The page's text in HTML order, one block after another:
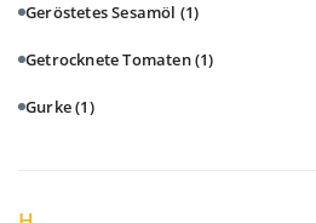
Geröstetes Sesamöl (1)
Getrocknete Tomaten(1)
Gurke(1)